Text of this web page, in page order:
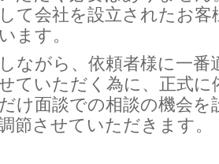
て会社を設立されたお客
ます。
ながら、依頼者様に一番
ていただく為に、正式に
け面談での相談の機会
節させていただきます。